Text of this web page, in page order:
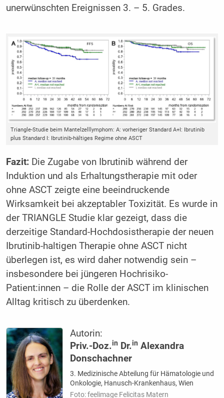
unerwünschten Ereignissen 3. – 5. Grades.
Triangle-Studie beim Mantelzelllymphom: A: vorheriger Standard A+I: Ibrutinib
plus Standard I: Ibrutinib-hältiges Regime ohne ASCT
Fazit: Die Zugabe von Ibrutinib während der
Induktion und als Erhaltungstherapie mit oder
ohne ASCT zeigte eine beeindruckende
Wirksamkeit bei akzeptabler Toxizität. Es wurde in
der TRIANGLE Studie klar gezeigt, dass die
derzeitige Standard-Hochdosistherapie der neuen
Ibrutinib-haltigen Therapie ohne ASCT nicht
überlegen ist, es wird daher notwendig sein –
insbesondere bei jüngeren Hochrisiko-
Patient:innen – die Rolle der ASCT im klinischen
Alltag kritisch zu überdenken.
Autorin:
Priv.-Doz.in Dr.in Alexandra
Donschachner
3. Medizinische Abteilung für Hämatologie und
Onkologie, Hanusch-Krankenhaus, Wien
Foto: feelimage Felicitas Matern